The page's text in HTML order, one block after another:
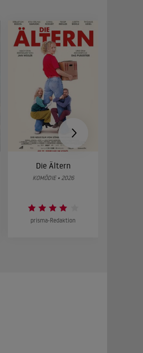
Die Ältern
KOMÖDIE • 2026
prisma-Redaktion